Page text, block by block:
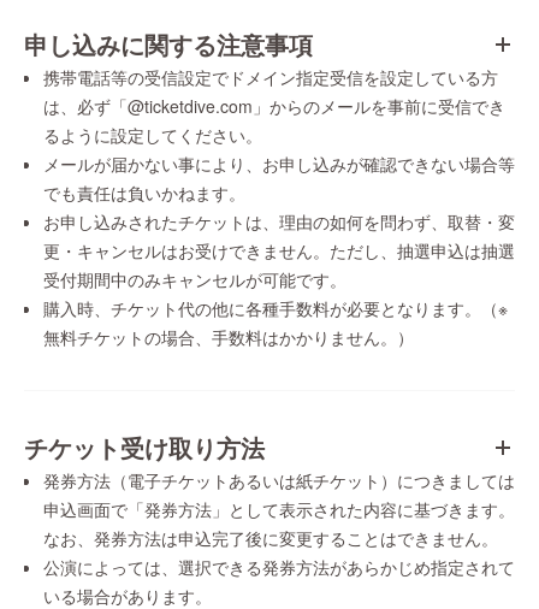
申し込みに関する注意事項
携帯電話等の受信設定でドメイン指定受信を設定している方
は、必ず「@ticketdive.com」からのメールを事前に受信でき
るように設定してください。
メールが届かない事により、お申し込みが確認できない場合等
でも責任は負いかねます。
お申し込みされたチケットは、理由の如何を問わず、取替・変
更・キャンセルはお受けできません。ただし、抽選申込は抽選
受付期間中のみキャンセルが可能です。
購入時、チケット代の他に各種手数料が必要となります。（※
無料チケットの場合、手数料はかかりません。）
チケット受け取り方法
発券方法（電子チケットあるいは紙チケット）につきましては
申込画面で「発券方法」として表示された内容に基づきます。
なお、発券方法は申込完了後に変更することはできません。
公演によっては、選択できる発券方法があらかじめ指定されて
いる場合があります。